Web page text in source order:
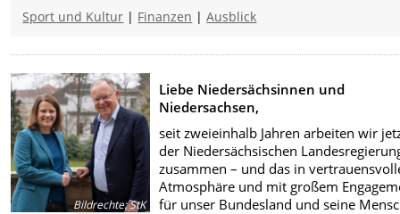
Sport und Kultur | Finanzen |Ausblick
Bildrechte:StK
Liebe Niedersächsinnen und
Niedersachsen,
seit zweieinhalb Jahren arbeiten wir
der Niedersächsischen
zusammen – und das in
Atmosphäre und mit großem
für unser Bundesland und seine